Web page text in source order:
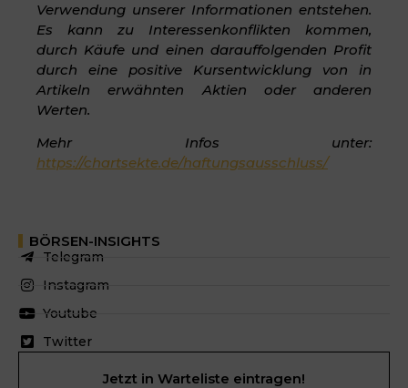
Verwendung unserer Informationen entstehen.
Es kann zu Interessenkonflikten kommen,
durch Käufe und einen darauffolgenden Profit
durch eine positive Kursentwicklung von in
Artikeln erwähnten Aktien oder anderen
Werten.
Mehr Infos unter:
https://chartsekte.de/haftungsausschluss/
BÖRSEN-INSIGHTS
Telegram
Instagram
Youtube
Twitter
Jetzt in Warteliste eintragen!